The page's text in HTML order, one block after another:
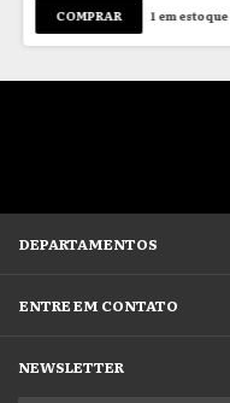
1 em estoque
DEPARTAMENTOS
ENTRE EM CONTATO
NEWSLETTER